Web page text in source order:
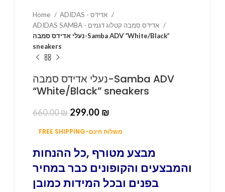
Home
נעלי אדידס סמבה-Samba ADV “White/Black”
sneakers
נעלי אדידס סמבה-Samba ADV
“White/Black” sneakers
660.00₪ 299.00 ₪
FREE SHIPPING-משלוח חינם
מבצע מטורף ,כל ההנחות
והמבצעים והקופונים כבר במחיר
בפנים ובכל המידות כמובן